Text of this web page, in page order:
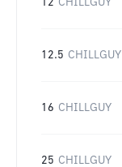
12 CHILLGUY
12.5 CHILLGUY
16 CHILLGUY
25 CHILLGUY